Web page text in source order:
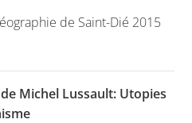
de l’APHG
de Saint-Dié 2015
Michel Lussault: Utopies